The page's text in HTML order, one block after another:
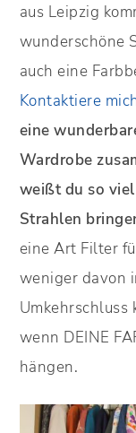
aus Leipzig
wunderschöne
auch eine
Kontaktiere
eine
Wardrobe
weißt du so
Strahlen
eine Art Filter
weniger davon
Umkehrschluss
wenn DEINE
hängen.